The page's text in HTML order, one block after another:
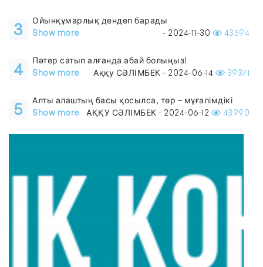
3
Ойынқұмарлық дендеп барады
Show more
- 2024-11-30 43594
4
Пәтер сатып алғанда абай болыңыз!
Show more
Аққу СӘЛІМБЕК - 2024-06-14 39371
5
Алты алаштың басы қосылса, төр – мұғалімдікі
Show more
АҚҚУ СӘЛІМБЕК - 2024-06-12 43990